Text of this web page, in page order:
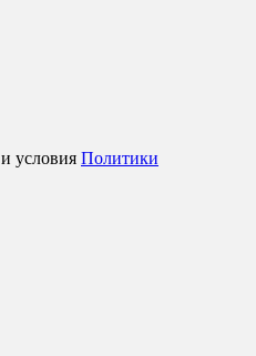
и условия Политики